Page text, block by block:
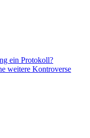
ein Protokoll?
weitere Kontroverse